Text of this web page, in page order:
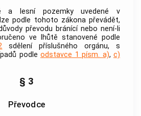
a lesní pozemky uvedené v
lze podle tohoto zákona převádět,
převodu bránící nebo není-li
ve lhůtě stanovené podle
sdělení příslušného orgánu, s
podle odstavce 1 písm. a), c)
§ 3
Převodce